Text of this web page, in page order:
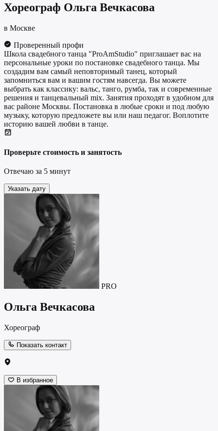
Хореограф Ольга Вечкасова
в Москве
Проверенный профи
Школа свадебного танца "ProAmStudio" приглашает вас на
персональные уроки по постановке свадебного танца. Мы
создадим вам самый неповторимый танец, который
запомниться вам и вашим гостям навсегда. Вы можете
выбрать как классику: вальс, танго, румба, так и современные
решения и танцевальный mix. Занятия проходят в удобном для
вас районе Москвы. Постановка в любые сроки и под любую
музыку, которую предложете вы или наш педагог. Воплотите
историю вашей любви в танце.
Проверьте стоимость и занятость
Отвечаю за 5 минут
Указать дату
PRO
Ольга Вечкасова
Хореограф
Показать контакт
В избранное